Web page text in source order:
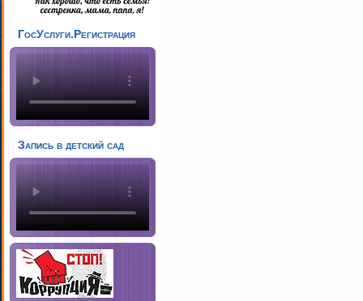
ГосУслуги.Регистрация
Запись в детский сад